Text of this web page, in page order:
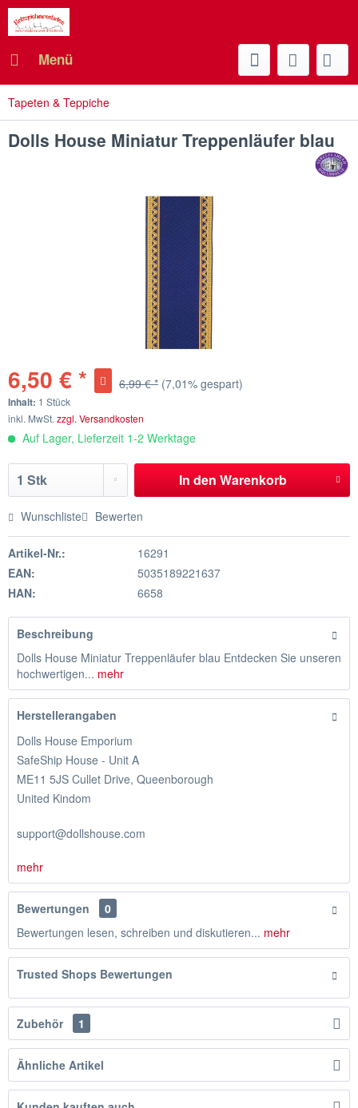
Menü
Tapeten & Teppiche
Dolls House Miniatur Treppenläufer blau
6,50 € * 6,99 € * (7,01% gespart)
Inhalt: 1 Stück
inkl. MwSt. zzgl. Versandkosten
Auf Lager, Lieferzeit 1-2 Werktage
In den Warenkorb
Wunschliste Bewerten
Artikel-Nr.:
16291
EAN:
5035189221637
HAN:
6658
Beschreibung
Dolls House Miniatur Treppenläufer blau Entdecken Sie unseren
hochwertigen... mehr
Herstellerangaben
Dolls House Emporium
SafeShip House - Unit A
ME11 5JS Cullet Drive, Queenborough
United Kindom
support@dollshouse.com
mehr
Bewertungen
0
Bewertungen lesen, schreiben und diskutieren... mehr
Trusted Shops Bewertungen
Zubehör 1
Ähnliche Artikel